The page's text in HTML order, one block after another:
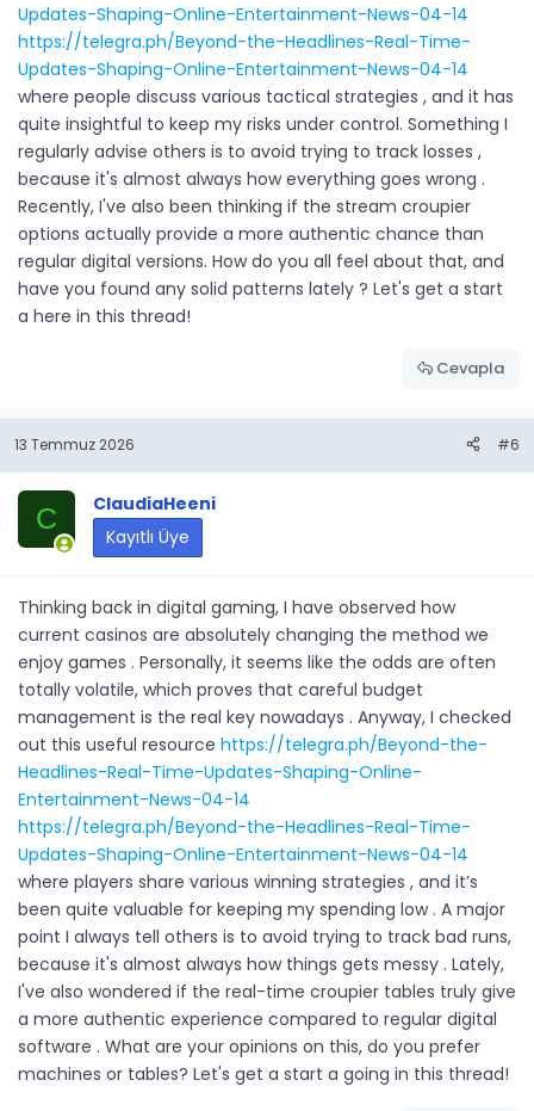
Updates-Shaping-Online-Entertainment-News-04-14
https://telegra.ph/Beyond-the-Headlines-Real-Time-
Updates-Shaping-Online-Entertainment-News-04-14
where people discuss various tactical strategies , and it has
quite insightful to keep my risks under control. Something I
regularly advise others is to avoid trying to track losses ,
because it's almost always how everything goes wrong .
Recently, I've also been thinking if the stream croupier
options actually provide a more authentic chance than
regular digital versions. How do you all feel about that, and
have you found any solid patterns lately ? Let's get a start
a here in this thread!
Cevapla
13 Temmuz 2026 #6
C
ClaudiaHeeni
Kayıtlı Üye
Thinking back in digital gaming, I have observed how
current casinos are absolutely changing the method we
enjoy games . Personally, it seems like the odds are often
totally volatile, which proves that careful budget
management is the real key nowadays . Anyway, I checked
out this useful resource https://telegra.ph/Beyond-the-
Headlines-Real-Time-Updates-Shaping-Online-
Entertainment-News-04-14
https://telegra.ph/Beyond-the-Headlines-Real-Time-
Updates-Shaping-Online-Entertainment-News-04-14
where players share various winning strategies , and it’s
been quite valuable for keeping my spending low . A major
point I always tell others is to avoid trying to track bad runs,
because it's almost always how things gets messy . Lately,
I've also wondered if the real-time croupier tables truly give
a more authentic experience compared to regular digital
software . What are your opinions on this, do you prefer
machines or tables? Let's get a start a going in this thread!